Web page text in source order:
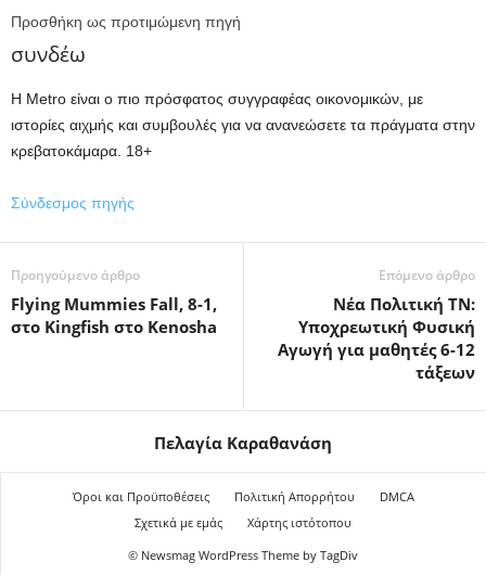
Προσθήκη ως προτιμώμενη πηγή
συνδέω
Η Metro είναι ο πιο πρόσφατος συγγραφέας οικονομικών, με
ιστορίες αιχμής και συμβουλές για να ανανεώσετε τα πράγματα στην
κρεβατοκάμαρα. 18+
Σύνδεσμος πηγής
Προηγούμενο άρθρο
Flying Mummies Fall, 8-1,
στο Kingfish στο Kenosha
Επόμενο άρθρο
Νέα Πολιτική ΤΝ:
Υποχρεωτική Φυσική
Αγωγή για μαθητές 6-12
τάξεων
Πελαγία Καραθανάση
Όροι και Προϋποθέσεις Πολιτική Απορρήτου
DMCA
Σχετικά με εμάς
Χάρτης ιστότοπου
© Newsmag WordPress Theme by TagDiv